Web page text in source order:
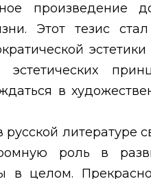
произведение
Этот тезис
эстетики
в
литературе
роль в
в целом.